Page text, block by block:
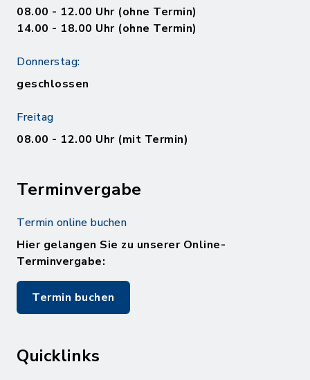
08.00 - 12.00 Uhr (ohne Termin)
14.00 - 18.00 Uhr (ohne Termin)
Donnerstag:
geschlossen
Freitag
08.00 - 12.00 Uhr (mit Termin)
Terminvergabe
Termin online buchen
Hier gelangen Sie zu unserer Online-
Terminvergabe:
Termin buchen
Quicklinks